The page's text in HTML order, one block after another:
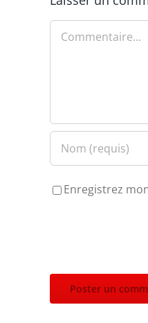
Commentaire
Enregistrez